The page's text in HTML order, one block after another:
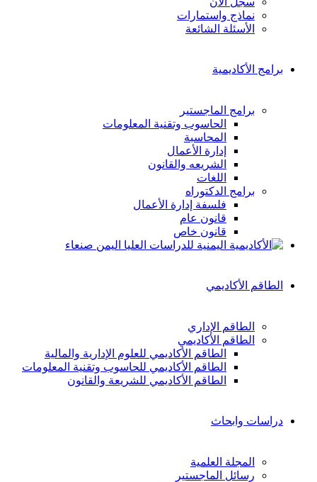
نماذج واستمارات
الأسئلة الشائعة
برامج الأكاديمية
برامج الماجستير
الحاسوب وتقنية المعلومات
المحاسبة
إدارة الأعمال
الشريعه والقانون
اللغات
برامج الدكتوراه
فلسفة إدارة الأعمال
قانون عام
قانون خاص
الطاقم الأكاديمي
الطاقم الإداري
الطاقم الأكاديمي
الطاقم الأكاديمي للعلوم الإدارية والمالية
الطاقم الأكاديمي للحاسوب وتقنية المعلومات
الطاقم الأكاديمي للشريعة والقانون
دراسات وابحاث
المجلة العلمية
رسائل الماجستير